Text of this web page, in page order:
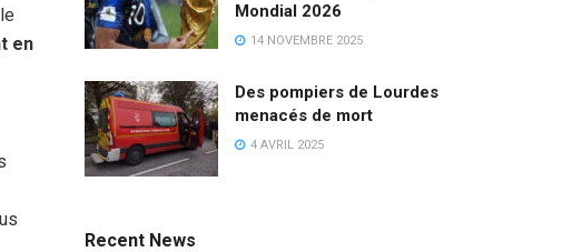
en
Mondial 2026
14 NOVEMBRE 2025
Des pompiers de Lourdes
menacés de mort
4 AVRIL 2025
Recent News